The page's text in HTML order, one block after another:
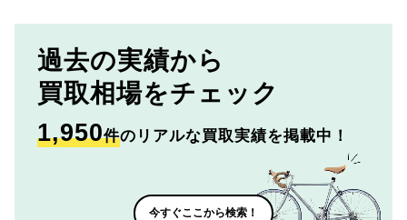
過去の実績から
買取相場をチェック
1,950件のリアルな買取実績を掲載中！
今すぐここから検索！